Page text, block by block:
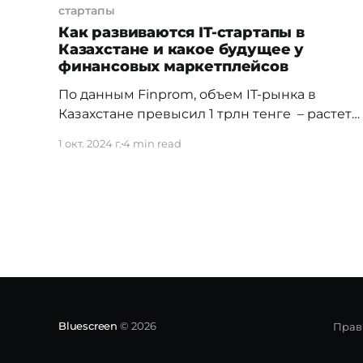
стартапы
Как развиваются IT-стартапы в
Казахстане и какое будущее у
финансовых маркетплейсов
По данным Finprom, объем IT-рынка в
Казахстане превысил 1 трлн тенге – растет
1 окт. 2024 г.4 min read
Bluescreen © 2026